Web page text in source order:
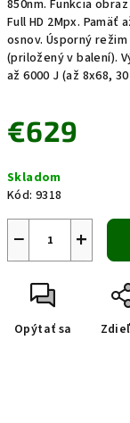
850nm. Funkcia
Full HD 2Mpx. Pamäť
osnov. Úsporný režim
(priložený v balení).
až 6000 J (až 8x68,
€629
cena:
Skladom
Kód: 9318
+
−
Opýtať sa